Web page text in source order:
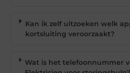
Kan ik zelf uitzoeken welk
kortsluiting veroorzaakt?
Wat is het telefoonnummer